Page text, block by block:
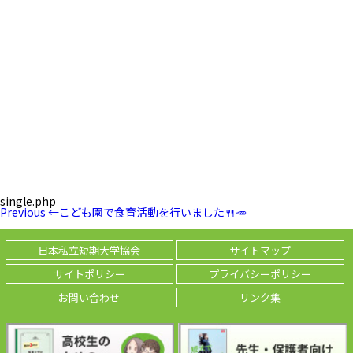
single.php
投
ナ
ビ
ゲ
ー
ョ
Previous
Previous ←こども園で食育活動を行いました🍴🥕
日本私立短期大学協会
サイトマップ
サイトポリシー
プライバシーポリシー
お問い合わせ
リンク集